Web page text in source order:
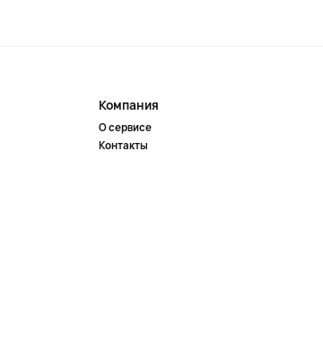
Компания
О сервисе
Контакты